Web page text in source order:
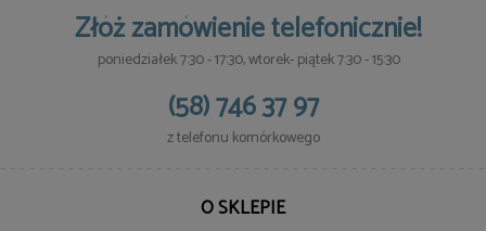
Złóż zamówienie telefonicznie!
poniedziałek 7:30 - 17:30, wtorek- piątek 7:30 - 15:30
(58) 746 37 97
z telefonu komórkowego
O SKLEPIE